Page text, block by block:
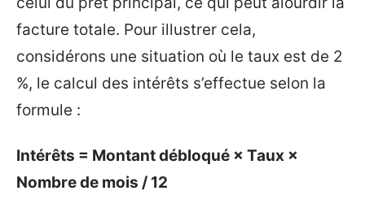
facture totale. Pour illustrer cela,
considérons une situation où le taux est de 2
%, le calcul des intérêts s’effectue selon la
formule :
Intérêts = Montant débloqué × Taux ×
Nombre de mois / 12